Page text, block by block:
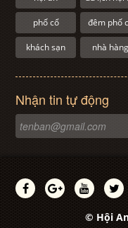
phố cổ đêm phố
khách sạn nhà hàng
Nhận tin tự động
© Hội